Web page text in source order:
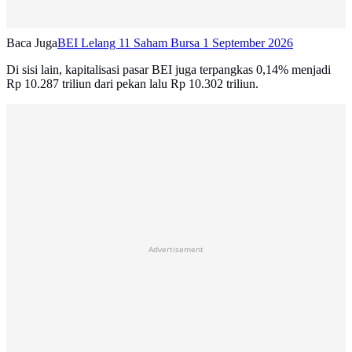
Baca JugaBEI Lelang 11 Saham Bursa 1 September 2026
Di sisi lain, kapitalisasi pasar BEI juga terpangkas 0,14% menjadi
Rp 10.287 triliun dari pekan lalu Rp 10.302 triliun.
Advertisement